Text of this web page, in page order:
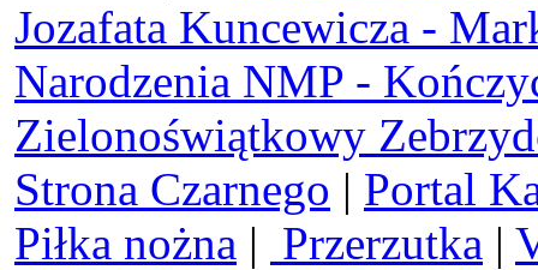
Jozafata Kuncewicza -
Narodzenia NMP -
Zielonoświątkowy
Strona Czarnego | Portal
Piłka nożna | Przerzutka |